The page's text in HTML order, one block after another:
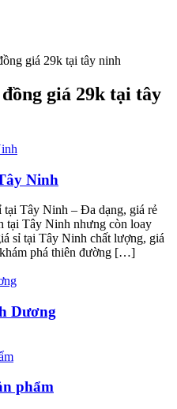
giá 29k tại tây ninh
giá 29k tại tây
Ninh
tại Tây Ninh – Đa dạng, giá rẻ
tại Tây Ninh nhưng còn loay
sỉ tại Tây Ninh chất lượng, giá
phá thiên đường […]
Dương
phẩm